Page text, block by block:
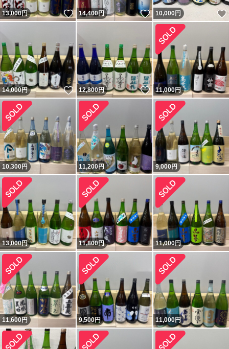
13,000円 いいね！
14,400円 いいね！
10,000円
14,000円 いいね！
12,800円 いいね！
11,000円
10,300円 11,200円 9,000円
13,000円 11,800円 11,000円
11,600円 9,500円 11,000円